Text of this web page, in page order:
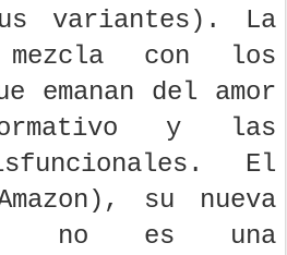
variantes). La
con los
emanan del amor
y las
El
su nueva
no es una